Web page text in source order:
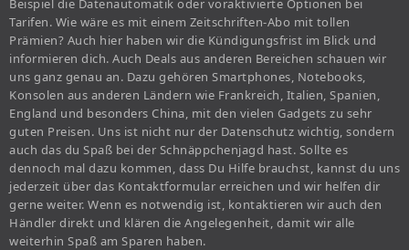
Beispiel die Datenautomatik oder voraktivierte Optionen bei
Tarifen. Wie wäre es mit einem Zeitschriften-Abo mit tollen
Prämien? Auch hier haben wir die Kündigungsfrist im Blick und
informieren dich. Auch Deals aus anderen Bereichen schauen wir
uns ganz genau an. Dazu gehören Smartphones, Notebooks,
Konsolen aus anderen Ländern wie Frankreich, Italien, Spanien,
England und besonders China, mit den vielen Gadgets zu sehr
guten Preisen. Uns ist nicht nur der Datenschutz wichtig, sondern
auch das du Spaß bei der Schnäppchenjagd hast. Sollte es
dennoch mal dazu kommen, dass Du Hilfe brauchst, kannst du uns
jederzeit über das Kontaktformular erreichen und wir helfen dir
gerne weiter. Wenn es notwendig ist, kontaktieren wir auch den
Händler direkt und klären die Angelegenheit, damit wir alle
weiterhin Spaß am Sparen haben.